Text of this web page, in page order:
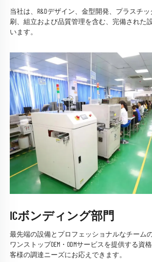
当社は、R&Dデザイン、金型開発、プラスチ
刷、組立および品質管理を含む、完備された
います。
ICボンディング部門
最先端の設備とプロフェッショナルなチーム
ワンストップOEM・ODMサービスを提供する資
客様の調達ニーズにお応えできます。